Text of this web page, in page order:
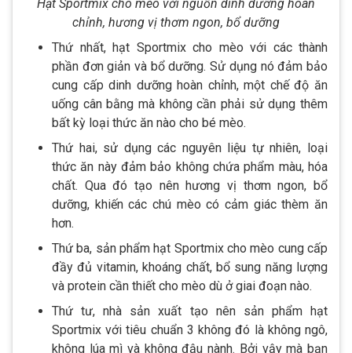
Hạt Sportmix cho mèo với nguồn dinh dưỡng hoàn
chỉnh, hương vị thơm ngon, bổ dưỡng
Thứ nhất, hạt Sportmix cho mèo với các thành
phần đơn giản và bổ dưỡng. Sử dụng nó đảm bảo
cung cấp dinh dưỡng hoàn chỉnh, một chế độ ăn
uống cân bằng mà không cần phải sử dụng thêm
bất kỳ loại thức ăn nào cho bé mèo.
Thứ hai, sử dụng các nguyên liệu tự nhiên, loại
thức ăn này đảm bảo không chứa phẩm màu, hóa
chất. Qua đó tạo nên hương vị thơm ngon, bổ
dưỡng, khiến các chú mèo có cảm giác thèm ăn
hơn.
Thứ ba, sản phẩm hạt Sportmix cho mèo cung cấp
đầy đủ vitamin, khoáng chất, bổ sung năng lượng
và protein cần thiết cho mèo dù ở giai đoạn nào.
Thứ tư, nhà sản xuất tạo nên sản phẩm hạt
Sportmix với tiêu chuẩn 3 không đó là không ngô,
không lúa mì và không đậu nành. Bởi vậy mà bạn